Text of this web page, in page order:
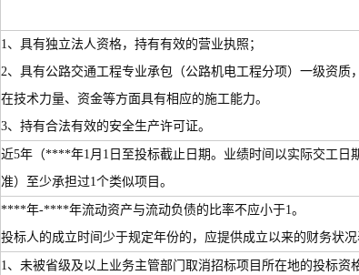
1、具有独立法人资格，持有有效的营业执照；
2、具有公路交通工程专业承包（公路机电工程分项）一级资质
在技术力量、资金等方面具有相应的施工能力。
3、持有合法有效的安全生产许可证。
近5年（****年1月1日至投标截止日期。业绩时间以实际交工日
准）至少承担过1个类似项目。
****年-****年流动资产与流动负债的比率不应小于1。
投标人的成立时间少于规定年份的，应提供成立以来的财务状况
1、未被省级及以上业务主管部门取消招标项目所在地的投标资